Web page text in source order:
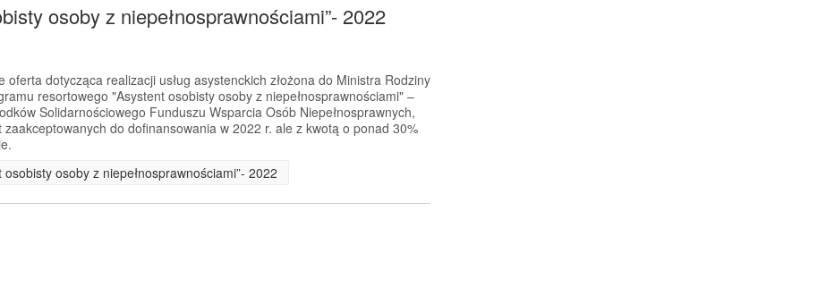
osoby z niepełnosprawnościami”- 2022
dotycząca realizacji usług asystenckich złożona do Ministra Rodziny
resortowego "Asystent osobisty osoby z niepełnosprawnościami" –
Solidarnościowego Funduszu Wsparcia Osób Niepełnosprawnych,
do dofinansowania w 2022 r. ale z kwotą o ponad 30%
osoby z niepełnosprawnościami”- 2022